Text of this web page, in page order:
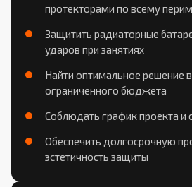
протекторами по всему
Защитить радиаторные
ударов при занятиях
Найти оптимальное решение
ограниченного бюджета
Соблюдать график проекта и
Обеспечить долгосрочную
эстетичность защиты